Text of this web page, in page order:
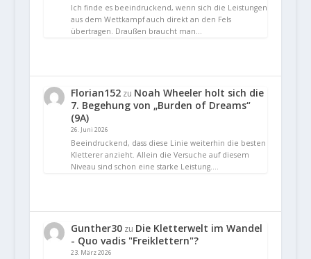
Ich finde es beeindruckend, wenn sich die Leistungen
aus dem Wettkampf auch direkt an den Fels
übertragen. Draußen braucht man…
Florian152zu Noah Wheeler holt sich die
7. Begehung von „Burden of Dreams“
(9A)
26. Juni 2026
Beeindruckend, dass diese Linie weiterhin die besten
Kletterer anzieht. Allein die Versuche auf diesem
Niveau sind schon eine starke Leistung.…
Gunther30zu Die Kletterwelt im Wandel
- Quo vadis "Freiklettern"?
23. März 2026